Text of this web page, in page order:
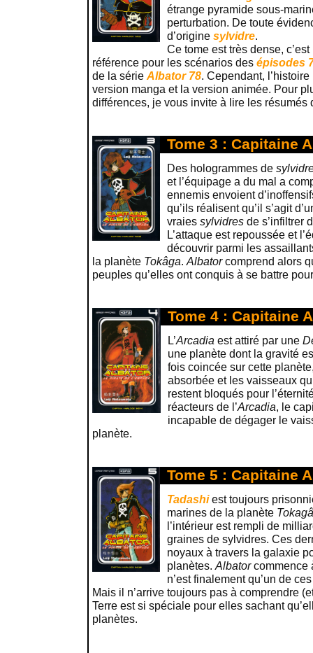
étrange pyramide sous-
perturbation. De toute
d’origine sylvidre.
Ce tome est très dense,
référence pour les scénarios des épisodes
de la série Albator 78. Cependant,
version manga et la version animée. Pour
différences, je vous invite à lire les résumés
Tome 3 : Capitaine
Des hologrammes de
et l’équipage a du mal a
ennemis envoient
qu’ils réalisent qu’il s’agit
vraies sylvidres de s’infiltrer
L’attaque est repoussée et
découvrir parmi les
la planète Tokâga. Albatorcomprend alors
peuples qu’elles ont conquis à se battre
Tome 4 : Capitaine
L’Arcadia est attiré par une
une planète dont la gravité
fois coincée sur cette
absorbée et les vaisseaux
restent bloqués pour
réacteurs de l’Arcadia, le
incapable de dégager le
planète.
Tome 5 : Capitaine
Tadashiest toujours
marines de la planète Tokagâ
l’intérieur est rempli de
graines de sylvidres. Ces
noyaux à travers la galaxie
planètes. Albatorcommence
n’est finalement qu’un de
Mais il n’arrive toujours pas à comprendre
Terre est si spéciale pour elles sachant
planètes.